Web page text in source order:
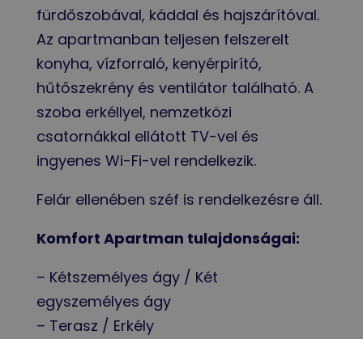
fürdőszobával, káddal és hajszárítóval.
Az apartmanban teljesen felszerelt
konyha, vízforraló, kenyérpirító,
hűtőszekrény és ventilátor található. A
szoba erkéllyel, nemzetközi
csatornákkal ellátott TV-vel és
ingyenes Wi-Fi-vel rendelkezik.
Felár ellenében széf is rendelkezésre áll.
Komfort Apartman tulajdonságai:
– Kétszemélyes ágy / Két
egyszemélyes ágy
– Terasz / Erkély